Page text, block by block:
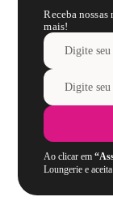
Receba
mais!
Ao clicar em
Loungerie e